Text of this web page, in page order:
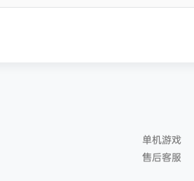
单机游戏
售后客服